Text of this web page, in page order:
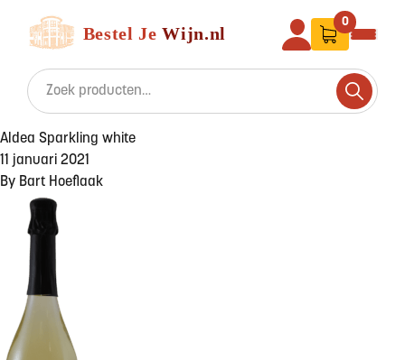
Search for:
Search
0
Aldea Sparkling white
11 januari 2021
By Bart Hoeflaak